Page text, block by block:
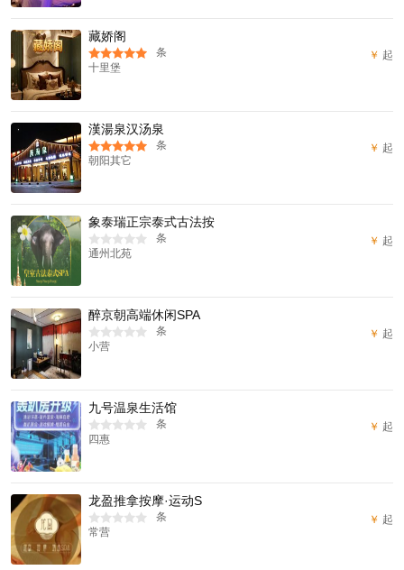
藏娇阁
条
十里堡
￥ 起
漢湯泉汉汤泉
条
朝阳其它
￥ 起
象泰瑞正宗泰式古法按
条
通州北苑
￥ 起
醉京朝高端休闲SPA
条
小营
￥ 起
九号温泉生活馆
条
四惠
￥ 起
龙盈推拿按摩·运动S
条
常营
￥ 起